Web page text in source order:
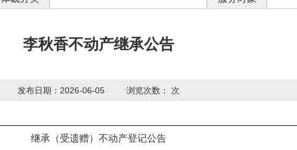
李秋香不动产继承公告
发布日期：2026-06-05 浏览次数： 次
继承（受遗赠）不动产登记公告